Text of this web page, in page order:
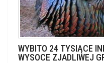
WYBITO 24 TYSIĄCE
WYSOCE ZJADLIWEJ